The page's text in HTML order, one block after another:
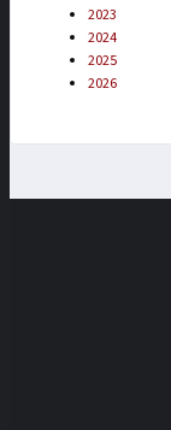
2023
2024
2025
2026